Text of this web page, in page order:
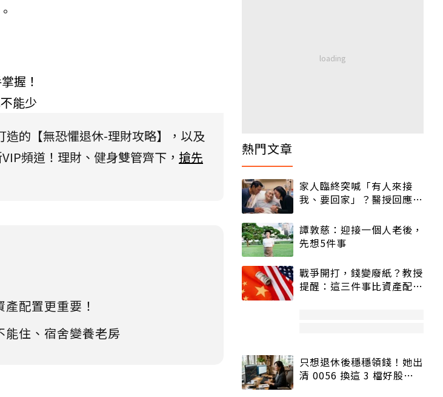
握！
能少
的【無恐懼退休-理財攻略】，以及
頻道！理財、健身雙管齊下， 搶先
配置更重要！
能住、宿舍變養老房
熱門文章
家人臨終突喊「有人來接
我、要回家」？醫授回應方
譚敦慈：迎接一個人老後，
先想5件事
戰爭開打，錢變廢紙？教授
提醒：這三件事比資產配置
只想退休後穩穩領錢！她出
清 0056 換這 3 檔好股：